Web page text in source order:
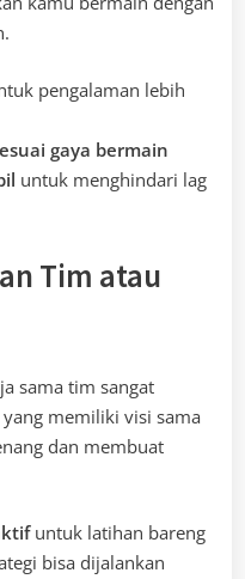
pengalaman lebih
gaya bermain
untuk menghindari lag
Tim atau
sama tim sangat
memiliki visi sama
dan membuat
untuk latihan bareng
bisa dijalankan